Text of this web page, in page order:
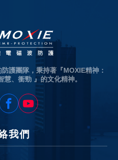
護團隊，秉持著『MOXIE精神：
慧、衝勁 』的文化精神。
我們